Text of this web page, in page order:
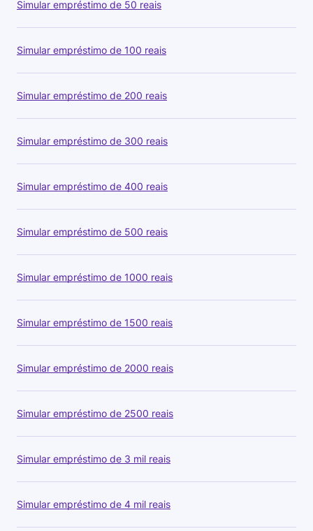
Simular empréstimo de 50 reais
Simular empréstimo de 100 reais
Simular empréstimo de 200 reais
Simular empréstimo de 300 reais
Simular empréstimo de 400 reais
Simular empréstimo de 500 reais
Simular empréstimo de 1000 reais
Simular empréstimo de 1500 reais
Simular empréstimo de 2000 reais
Simular empréstimo de 2500 reais
Simular empréstimo de 3 mil reais
Simular empréstimo de 4 mil reais